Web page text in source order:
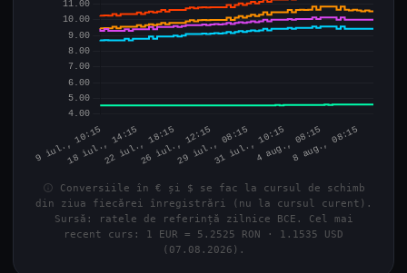
info Conversiile în € și $ se fac la cursul de schimb
din ziua fiecărei înregistrări (nu la cursul curent).
Sursă: ratele de referință zilnice BCE. Cel mai
recent curs: 1 EUR = 5.2525 RON · 1.1535 USD
(07.08.2026).